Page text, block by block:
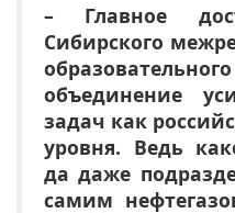
– Главное
Сибирского
объединение
задач как
уровня. Ведь
да даже
самим